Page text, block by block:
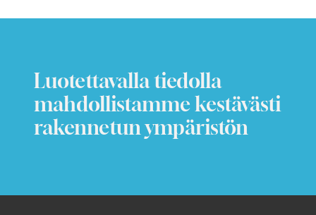
Luotettavalla tiedolla
mahdollistamme kestävästi
rakennetun ympäristön